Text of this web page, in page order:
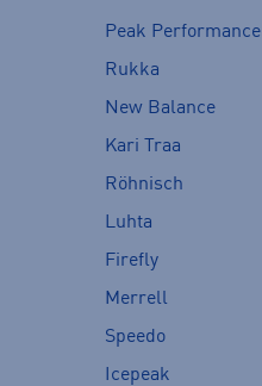
Peak Performance
Rukka
New Balance
Kari Traa
Röhnisch
Luhta
Firefly
Merrell
Speedo
Icepeak